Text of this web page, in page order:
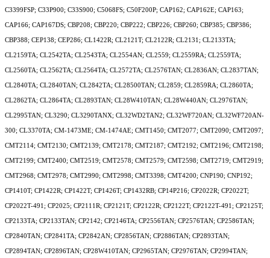
C3399FSP; C33P900; C33S900; C5068FS; C50F200P; CAP162; CAP162E; CAP163;
CAP166; CAP167DS; CBP208; CBP220; CBP222; CBP226; CBP260; CBP385; CBP386;
CBP388; CEP138; CEP286; CL1422R; CL2121T; CL2122R; CL2131; CL2133TA;
CL2159TA; CL2542TA; CL2543TA; CL2554AN; CL2559; CL2559RA; CL2559TA;
CL2560TA; CL2562TA; CL2564TA; CL2572TA; CL2576TAN; CL2836AN; CL2837TAN;
CL2840TA; CL2840TAN; CL2842TA; CL28500TAN; CL2859; CL2859RA; CL2860TA;
CL2862TA; CL2864TA; CL2893TAN; CL28W410TAN; CL28W440AN; CL2976TAN;
CL2995TAN; CL3290; CL3290TANX; CL32WD2TAN2; CL32WF720AN; CL32WF720AN-
300; CL3370TA; CM-1473ME; CM-1474AE; CMT1450; CMT2077; CMT2090; CMT2097;
CMT2114; CMT2130; CMT2139; CMT2178; CMT2187; CMT2192; CMT2196; CMT2198;
CMT2199; CMT2400; CMT2519; CMT2578; CMT2579; CMT2598; CMT2719; CMT2919;
CMT2968; CMT2978; CMT2990; CMT2998; CMT3398; CMT4200; CNP190; CNP192;
CP1410T; CP1422R; CP1422T; CP1426T; CP1432RB; CP14P216; CP2022R; CP2022T;
CP2022T-491; CP2025; CP2111R; CP2121T; CP2122R; CP2122T; CP2122T-491; CP2125T;
CP2133TA; CP2133TAN; CP2142; CP2146TA; CP2556TAN; CP2576TAN; CP2586TAN;
CP2840TAN; CP2841TA; CP2842AN; CP2856TAN; CP2886TAN; CP2893TAN;
CP2894TAN; CP2896TAN; CP28W410TAN; CP2965TAN; CP2976TAN; CP2994TAN;